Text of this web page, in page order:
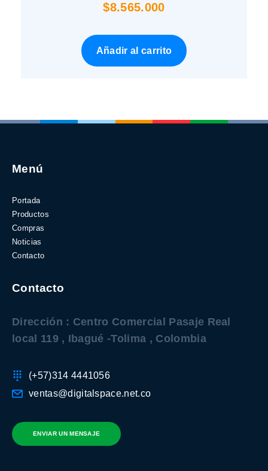
$8.565.000
Añadir al carrito
Menú
Portada
Productos
Compras
Noticias
Contacto
Contacto
Dirección : Centro Comercial Pasaje Real
local 119 , Ibagué -Tolima , Colombia
(+57)314 4441056
ventas@digitalspace.net.co
ENVIAR UN MENSAJE